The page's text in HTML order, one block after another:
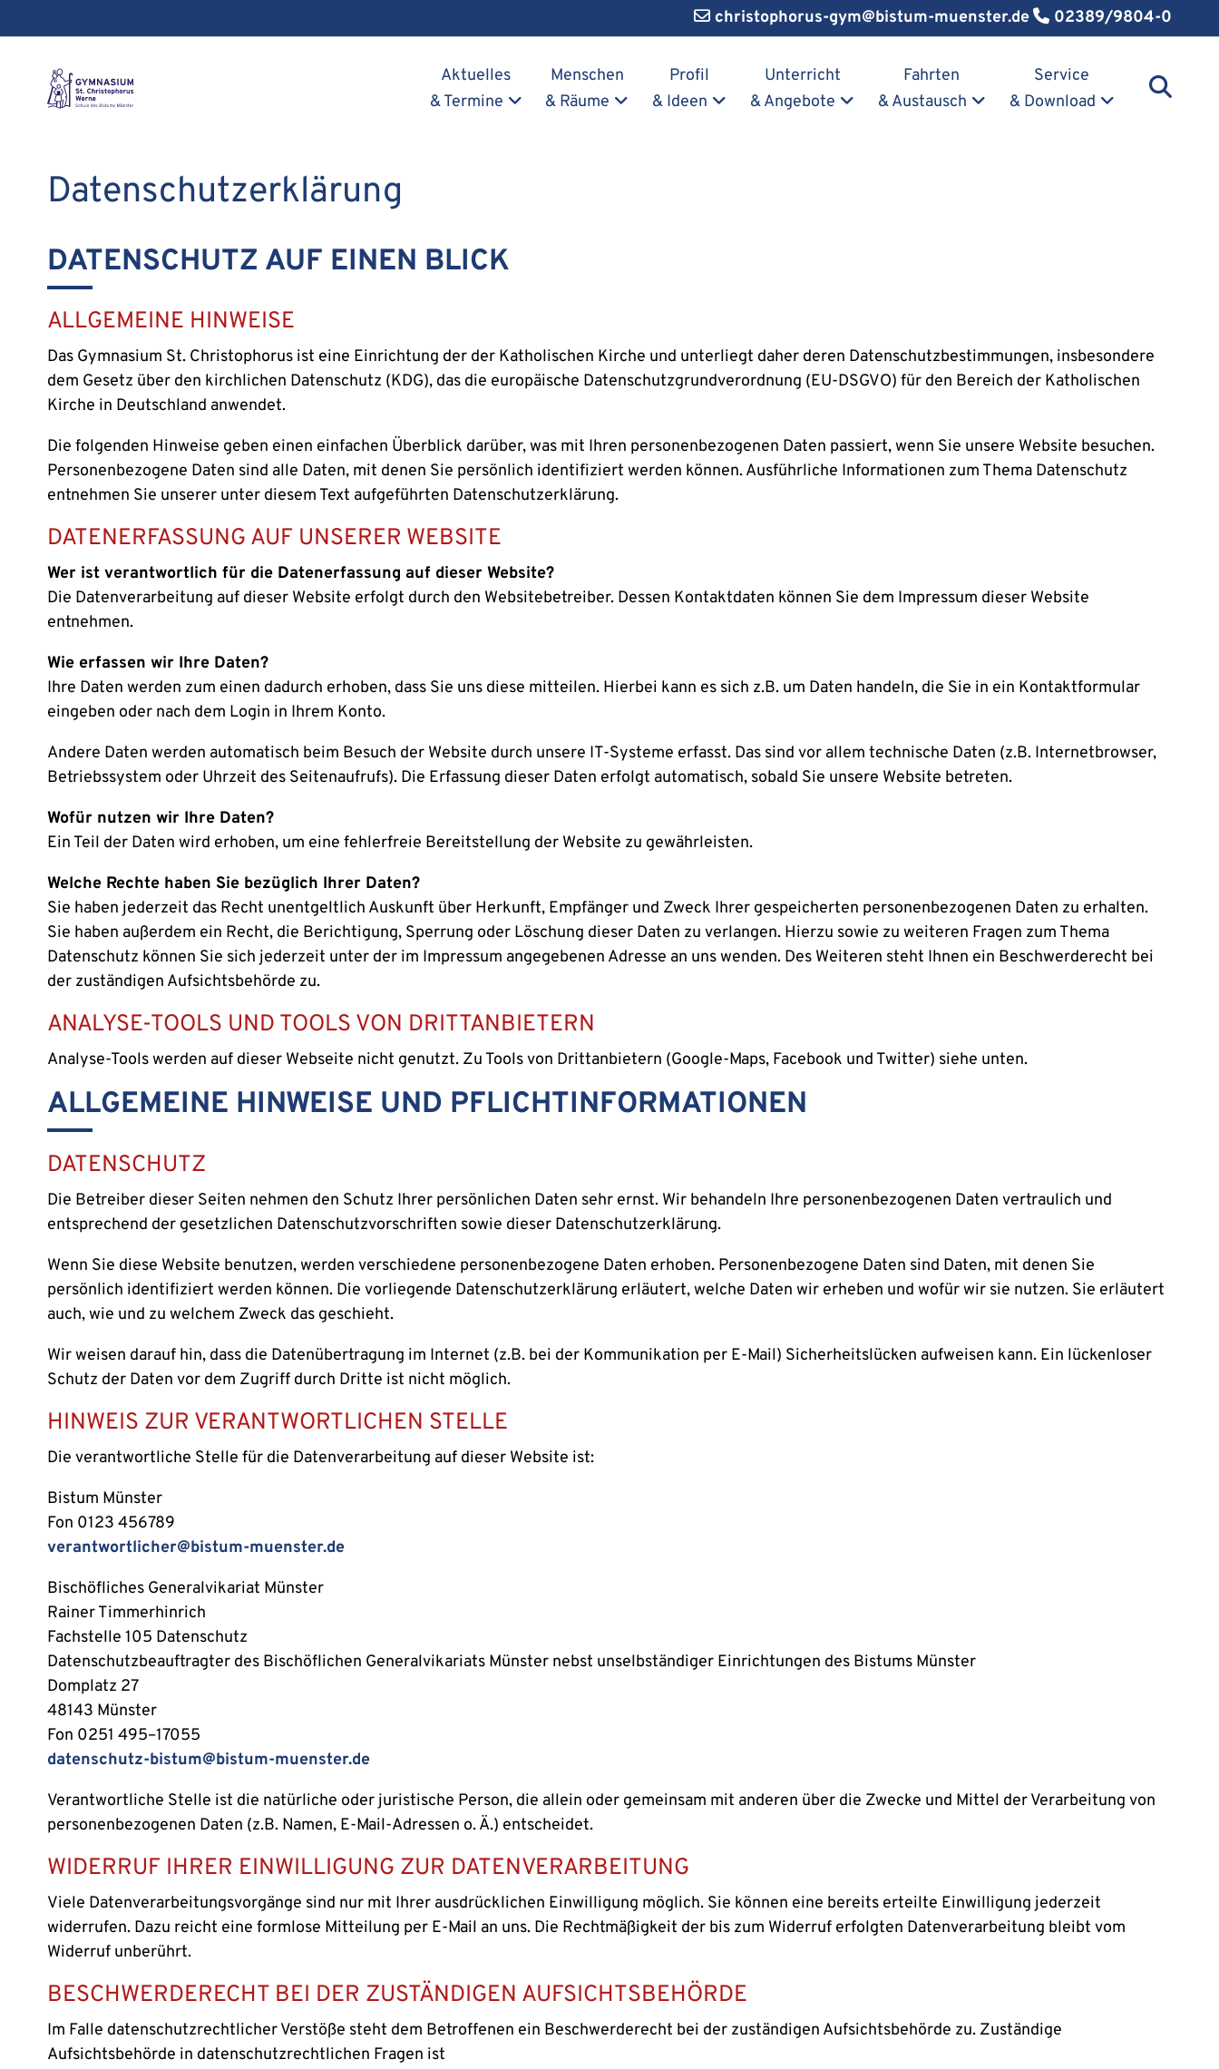
christophorus-gym@bistum-muenster.de
02389/9804-0
Aktuelles
& Termine
Menschen
& Räume
Profil
& Ideen
Unterricht
& Angebote
Fahrten
& Austausch
Service
& Download
Datenschutz­erklärung
DATENSCHUTZ AUF EINEN BLICK
ALLGEMEINE HINWEISE
Das Gymnasium St. Christophorus ist eine Einrichtung der der Katholischen Kirche und unterliegt daher deren Datenschutzbestimmungen, insbesondere
dem Gesetz über den kirchlichen Datenschutz (KDG), das die europäische Datenschutzgrundverordnung (EU-DSGVO) für den Bereich der Katholischen
Kirche in Deutschland anwendet.
Die folgenden Hinweise geben einen einfachen Überblick darüber, was mit Ihren personenbezogenen Daten passiert, wenn Sie unsere Website besuchen.
Personenbezogene Daten sind alle Daten, mit denen Sie persönlich identifiziert werden können. Ausführliche Informationen zum Thema Datenschutz
entnehmen Sie unserer unter diesem Text aufgeführten Datenschutzerklärung.
DATENERFASSUNG AUF UNSERER WEBSITE
Wer ist verantwortlich für die Datenerfassung auf dieser Website?
Die Datenverarbeitung auf dieser Website erfolgt durch den Websitebetreiber. Dessen Kontaktdaten können Sie dem Impressum dieser Website
entnehmen.
Wie erfassen wir Ihre Daten?
Ihre Daten werden zum einen dadurch erhoben, dass Sie uns diese mitteilen. Hierbei kann es sich z.B. um Daten handeln, die Sie in ein Kontaktformular
eingeben oder nach dem Login in Ihrem Konto.
Andere Daten werden automatisch beim Besuch der Website durch unsere IT-Systeme erfasst. Das sind vor allem technische Daten (z.B. Internetbrowser,
Betriebssystem oder Uhrzeit des Seitenaufrufs). Die Erfassung dieser Daten erfolgt automatisch, sobald Sie unsere Website betreten.
Wofür nutzen wir Ihre Daten?
Ein Teil der Daten wird erhoben, um eine fehlerfreie Bereitstellung der Website zu gewährleisten.
Welche Rechte haben Sie bezüglich Ihrer Daten?
Sie haben jederzeit das Recht unentgeltlich Auskunft über Herkunft, Empfänger und Zweck Ihrer gespeicherten personenbezogenen Daten zu erhalten.
Sie haben außerdem ein Recht, die Berichtigung, Sperrung oder Löschung dieser Daten zu verlangen. Hierzu sowie zu weiteren Fragen zum Thema
Datenschutz können Sie sich jederzeit unter der im Impressum angegebenen Adresse an uns wenden. Des Weiteren steht Ihnen ein Beschwerderecht bei
der zuständigen Aufsichtsbehörde zu.
ANALYSE-TOOLS UND TOOLS VON DRITTANBIETERN
Analyse-Tools werden auf dieser Webseite nicht genutzt. Zu Tools von Drittanbietern (Google-Maps, Facebook und Twitter) siehe unten.
ALLGEMEINE HINWEISE UND PFLICHTINFORMATIONEN
DATENSCHUTZ
Die Betreiber dieser Seiten nehmen den Schutz Ihrer persönlichen Daten sehr ernst. Wir behandeln Ihre personenbezogenen Daten vertraulich und
entsprechend der gesetzlichen Datenschutzvorschriften sowie dieser Datenschutzerklärung.
Wenn Sie diese Website benutzen, werden verschiedene personenbezogene Daten erhoben. Personenbezogene Daten sind Daten, mit denen Sie
persönlich identifiziert werden können. Die vorliegende Datenschutzerklärung erläutert, welche Daten wir erheben und wofür wir sie nutzen. Sie erläutert
auch, wie und zu welchem Zweck das geschieht.
Wir weisen darauf hin, dass die Datenübertragung im Internet (z.B. bei der Kommunikation per E-Mail) Sicherheitslücken aufweisen kann. Ein lückenloser
Schutz der Daten vor dem Zugriff durch Dritte ist nicht möglich.
HINWEIS ZUR VERANTWORTLICHEN STELLE
Die verantwortliche Stelle für die Datenverarbeitung auf dieser Website ist:
Bistum Münster
Fon 0123 456789
verantwortlicher@bistum-muenster.de
Bischöfliches Generalvikariat Münster
Rainer Timmerhinrich
Fachstelle 105 Datenschutz
Datenschutzbeauftragter des Bischöflichen Generalvikariats Münster nebst unselbständiger Einrichtungen des Bistums Münster
Domplatz 27
48143 Münster
Fon 0251 495–17055
datenschutz-bistum@bistum-muenster.de
Verantwortliche Stelle ist die natürliche oder juristische Person, die allein oder gemeinsam mit anderen über die Zwecke und Mittel der Verarbeitung von
personenbezogenen Daten (z.B. Namen, E-Mail-Adressen o. Ä.) entscheidet.
WIDERRUF IHRER EINWILLIGUNG ZUR DATENVERARBEITUNG
Viele Datenverarbeitungsvorgänge sind nur mit Ihrer ausdrücklichen Einwilligung möglich. Sie können eine bereits erteilte Einwilligung jederzeit
widerrufen. Dazu reicht eine formlose Mitteilung per E-Mail an uns. Die Rechtmäßigkeit der bis zum Widerruf erfolgten Datenverarbeitung bleibt vom
Widerruf unberührt.
BESCHWERDERECHT BEI DER ZUSTÄNDIGEN AUFSICHTSBEHÖRDE
Im Falle datenschutzrechtlicher Verstöße steht dem Betroffenen ein Beschwerderecht bei der zuständigen Aufsichtsbehörde zu. Zuständige
Aufsichtsbehörde in datenschutzrechtlichen Fragen ist